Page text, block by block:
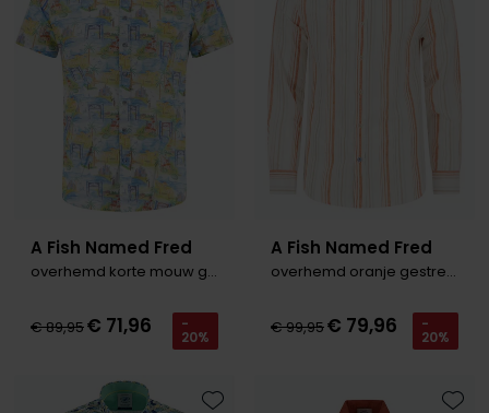
A Fish Named Fred
overhemd korte mouw geel
€ 89,95€ 71,96 -
20%
A Fish Named Fred
overhemd oranje gestreept
€ 99,95€ 79,96 -
20%